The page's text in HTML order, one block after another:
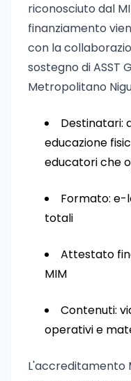
riconosciuto dal
finanziamento
con la
sostegno di ASST
Metropolitano
Destinatari:
educazione
educatori che
Formato: e-
totali
Attestato
MIM
Contenuti:
operativi e
L'accreditamento